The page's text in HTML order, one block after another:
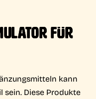
FÜR
kann
sein. Diese Produkte